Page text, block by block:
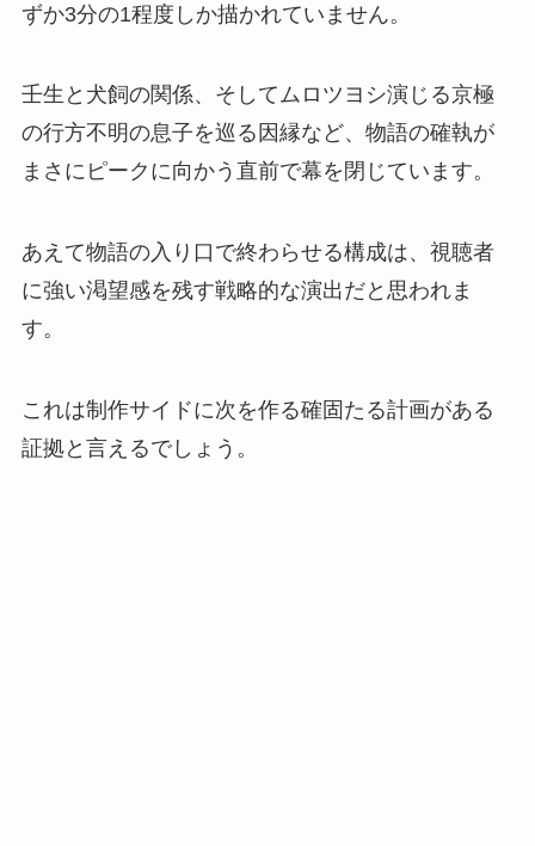
ずか3分の1程度しか描かれていません。
壬生と犬飼の関係、そしてムロツヨシ演じる京極
の行方不明の息子を巡る因縁など、物語の確執が
まさにピークに向かう直前で幕を閉じています。
あえて物語の入り口で終わらせる構成は、視聴者
に強い渇望感を残す戦略的な演出だと思われま
す。
これは制作サイドに次を作る確固たる計画がある
証拠と言えるでしょう。